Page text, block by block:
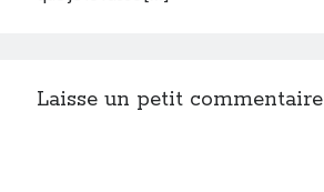
Laisse un petit commentaire